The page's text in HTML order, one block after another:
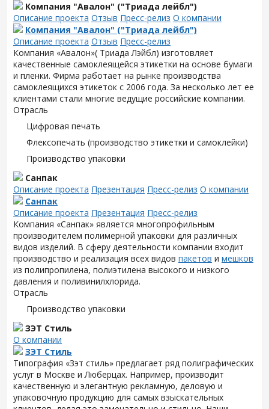
Компания "Авалон" ("Триада лейбл")
Описание проекта Отзыв Пресс-релиз О компании
Компания "Авалон" ("Триада лейбл")
Описание проекта Отзыв Пресс-релиз
Компания «Авалон»( Триада Лэйбл) изготовляет
качественные самоклеящейся этикетки на основе бумаги
и пленки. Фирма работает на рынке производства
самоклеящихся этикеток с 2006 года. За несколько лет ее
клиентами стали многие ведущие российские компании.
Отрасль
Цифровая печать
Флексопечать (производство этикетки и самоклейки)
Производство упаковки
Санпак
Описание проекта Презентация Пресс-релиз О компании
Санпак
Описание проекта Презентация Пресс-релиз
Компания «Санпак» является многопрофильным
производителем полимерной упаковки для различных
видов изделий. В сферу деятельности компании входит
производство и реализация всех видов пакетов и мешков
из полипропилена, полиэтилена высокого и низкого
давления и поливинилхлорида.
Отрасль
Производство упаковки
ЗЭТ Стиль
О компании
ЗЭТ Стиль
Типография «Зэт cтиль» предлагает ряд полиграфических
услуг в Москве и Люберцах. Например, производит
качественную и элегантную рекламную, деловую и
упаковочную продукцию для самых взыскательных